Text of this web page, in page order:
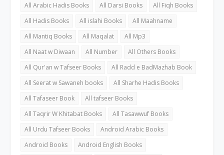
All Arabic Hadis Books
All Darsi Books
All Fiqh Books
All Hadis Books
All islahi Books
All Maahname
All Mantiq Books
All Maqalat
All Mp3
All Naat w Diwaan
All Number
All Others Books
All Qur'an w Tafseer Books
All Radd e BadMazhab Book
All Seerat w Sawaneh books
All Sharhe Hadis Books
All Tafaseer Book
All tafseer Books
All Taqrir W Khitabat Books
All Tasawwuf Books
All Urdu Tafseer Books
Android Arabic Books
Android Books
Android English Books